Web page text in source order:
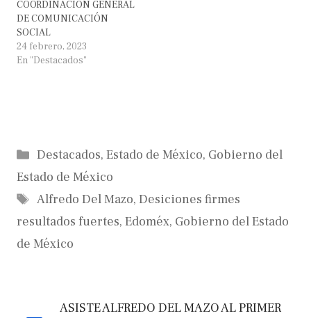
COORDINACIÓN GENERAL
DE COMUNICACIÓN
SOCIAL
24 febrero, 2023
En "Destacados"
Categorías
Destacados, Estado de México, Gobierno del
Estado de México
Etiquetas
Alfredo Del Mazo, Desiciones firmes
resultados fuertes, Edoméx, Gobierno del Estado
de México
ASISTE ALFREDO DEL MAZO AL PRIMER